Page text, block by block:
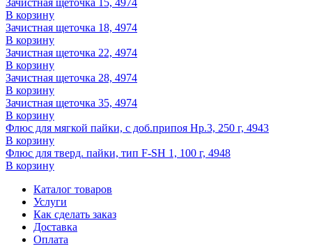
В корзину
Зачистная щеточка 18, 4974
В корзину
Зачистная щеточка 22, 4974
В корзину
Зачистная щеточка 28, 4974
В корзину
Зачистная щеточка 35, 4974
В корзину
Флюс для мягкой пайки, с доб.припоя Нр.3, 250 г, 4943
В корзину
Флюс для тверд. пайки, тип F-SH 1, 100 г, 4948
В корзину
Каталог товаров
Услуги
Как сделать заказ
Доставка
Оплата